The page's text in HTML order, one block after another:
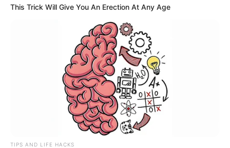
This Trick Will Give You An Erection At Any Age
TIPS AND LIFE HACKS